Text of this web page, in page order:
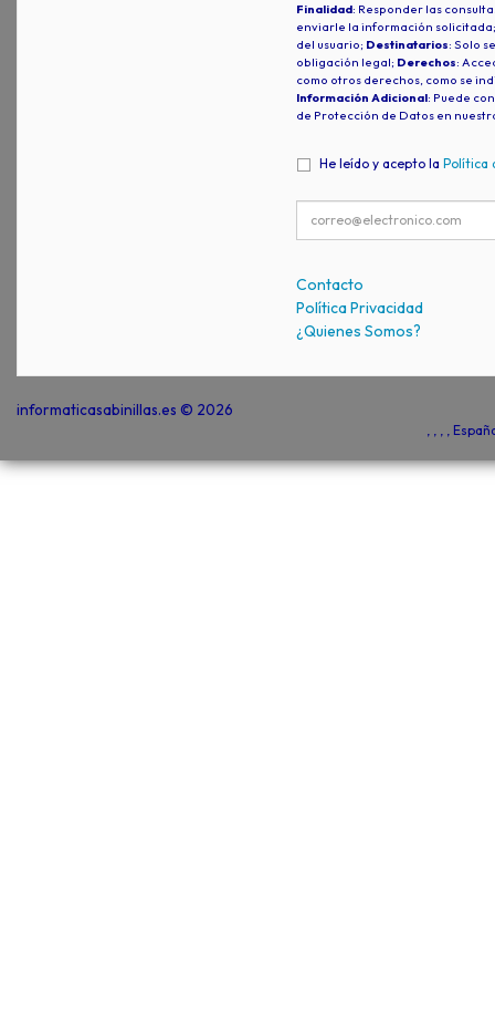
Finalidad: Responder las
enviarle la información
del usuario; Destinatarios: Solo
obligación legal; Derechos:
como otros derechos, como se
Información Adicional: Puede
de Protección de Datos en
He leído y acepto la Política
Contacto
Política Privacidad
¿Quienes Somos?
informaticasabinillas.es © 2026
, , , ,